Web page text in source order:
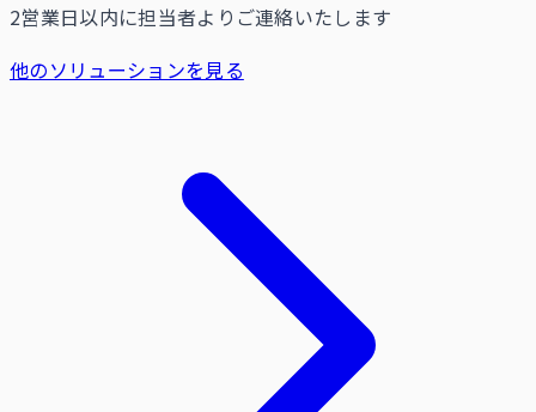
2営業日以内に担当者よりご連絡いたします
他のソリューションを見る